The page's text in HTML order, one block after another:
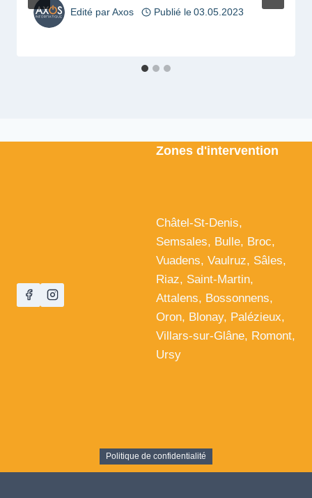
Edité par Axos Publié le 03.05.2023
Zones d'intervention
Châtel-St-Denis,
Semsales, Bulle, Broc,
Vuadens, Vaulruz, Sâles,
Riaz, Saint-Martin,
Attalens, Bossonnens,
Oron, Blonay, Palézieux,
Villars-sur-Glâne, Romont,
Ursy
Politique de confidentialité